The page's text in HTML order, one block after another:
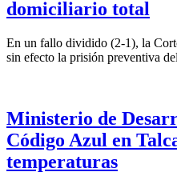
domiciliario total
En un fallo dividido (2-1), la
sin efecto la prisión preventiva
Ministerio de
Código Azul en
temperaturas